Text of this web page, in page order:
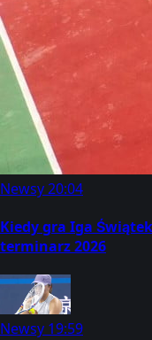
Newsy20:04
Kiedy gra Iga
terminarz 2026
Newsy 19:59